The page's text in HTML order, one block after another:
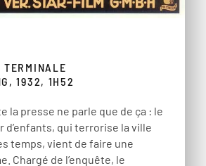
TERMINALE
1932, 1H52
la presse ne parle que de ça : le
d’enfants, qui terrorise la ville
temps, vient de faire une
Chargé de l’enquête, le